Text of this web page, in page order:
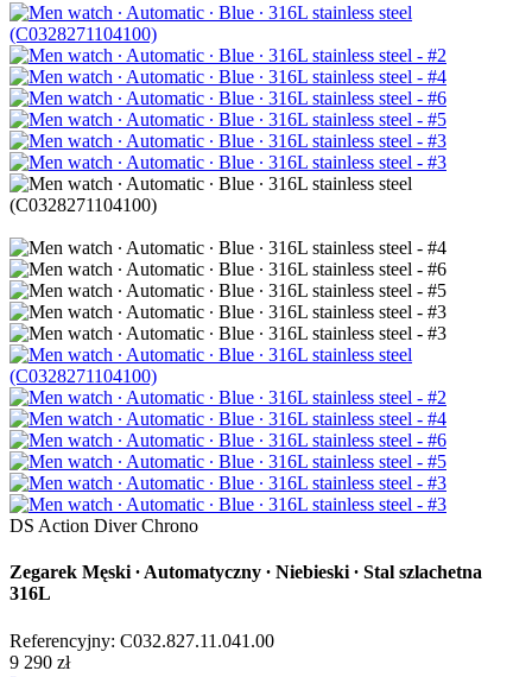
DS Action Diver Chrono
Zegarek Męski ∙ Automatyczny ∙ Niebieski ∙ Stal szlachetna
316L
Referencyjny: C032.827.11.041.00
9 290 zł